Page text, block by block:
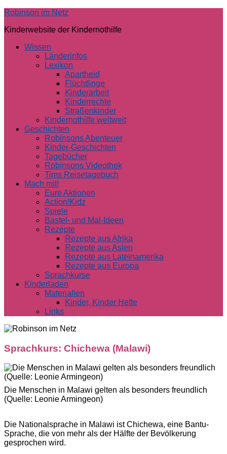
Skip
content
Robinson im Netz
Kinderwebsite der Kindernothilfe
Wissen
Länderinfos
Lexikon
Apartheid
Flüchtlinge
Kinderarbeit
Kinderrechte
Straßenkinder
Kindernothilfe weltweit
Geschichten
Robinsons Abenteuer
Kinder-Geschichten
Tagebücher
Robinsons Videothek
Tims Reisetagebuch
Mach mit!
Eure Aktionen
Action!Kidz
Spiele
Bastel- und Mal-Ideen
Rezepte
Rezepte aus Afrika
Rezepte aus Asien
Rezepte aus Lateinamerika
Rezepte aus Europa
Sprachkurse
Kinderladen
Materialien
Kinder, Kinder Hefte
Links
Sprachkurs: Chichewa (Malawi)
Die Menschen in Malawi gelten als besonders freundlich
(Quelle: Leonie Armingeon)
Die Nationalsprache in Malawi ist Chichewa, eine Bantu-
Sprache, die von mehr als der Hälfte der Bevölkerung
gesprochen wird.